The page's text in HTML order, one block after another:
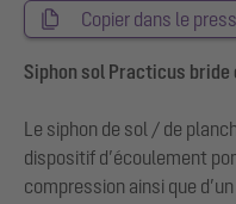
Copier dans le
Siphon sol Practicus bride
Le siphon de sol / de
dispositif d’écoulement
compression ainsi que